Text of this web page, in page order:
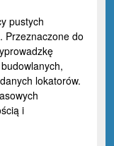
pustych
Przeznaczone do
lokatorów.
i